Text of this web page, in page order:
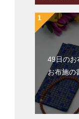
49日のお
お布施の